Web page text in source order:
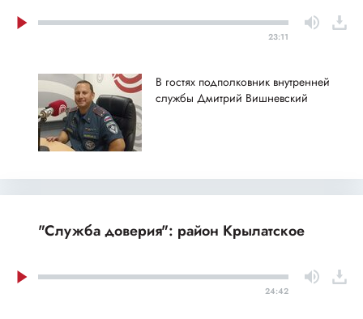
23:11
В гостях подполковник внутренней
службы Дмитрий Вишневский
"Служба доверия": район Крылатское
24:42